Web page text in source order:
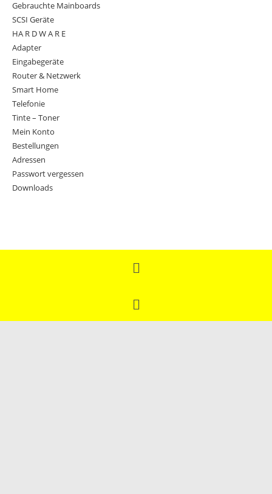
Gebrauchte Mainboards
SCSI Geräte
HA R D W A R E
Adapter
Eingabegeräte
Router & Netzwerk
Smart Home
Telefonie
Tinte – Toner
Mein Konto
Bestellungen
Adressen
Passwort vergessen
Downloads